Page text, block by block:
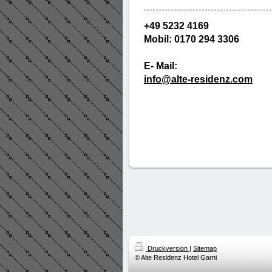
+49 5232 4169
Mobil: 0170 294 3306
E- Mail:
info@alte-residenz.com
Druckversion | Sitemap
© Alte Residenz Hotel Garni